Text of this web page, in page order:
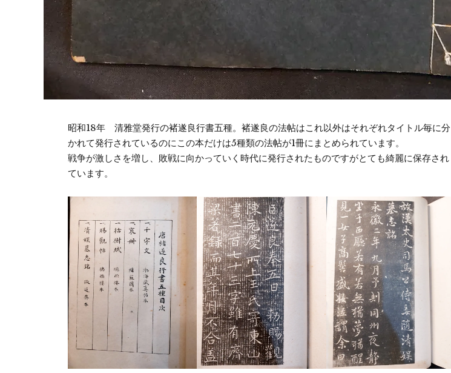
昭和18年 清雅堂発行の褚遂良行書五種。褚遂良の法帖はこれ以外はそれぞれタイトル毎に分
かれて発行されているのにこの本だけは5種類の法帖が1冊にまとめられています。
戦争が激しさを増し、敗戦に向かっていく時代に発行されたものですがとても綺麗に保存され
ています。